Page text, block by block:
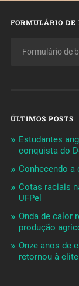
FORMULÁRIO DE
ÚLTIMOS POSTS
Estudantes
conquista do
Conhecendo a
Cotas raciais
UFPel
Onda de calor
produção
Onze anos de
retornou à